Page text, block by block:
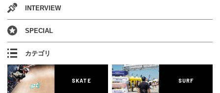
INTERVIEW
SPECIAL
カテゴリ
SKATE SURF